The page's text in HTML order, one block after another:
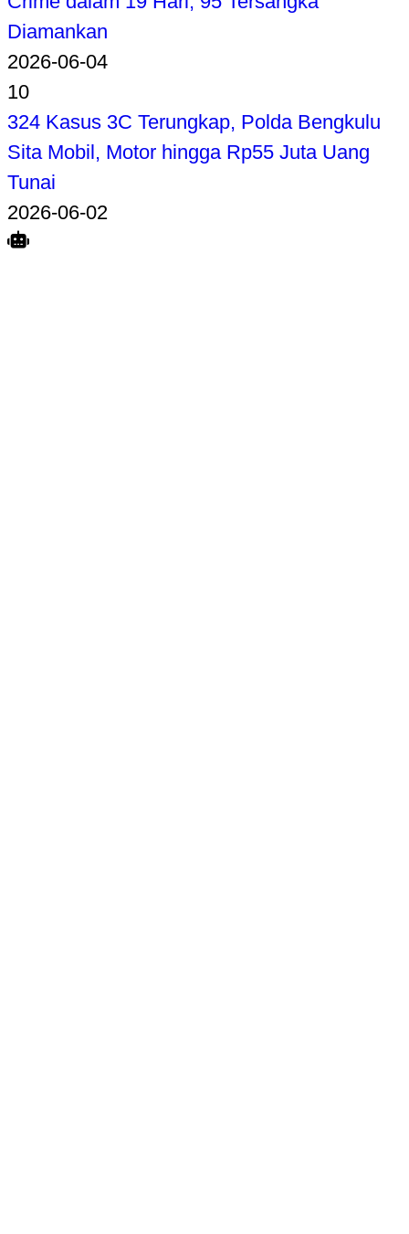
Diamankan
2026-06-04
10
324 Kasus 3C Terungkap, Polda Bengkulu
Sita Mobil, Motor hingga Rp55 Juta Uang
Tunai
2026-06-02